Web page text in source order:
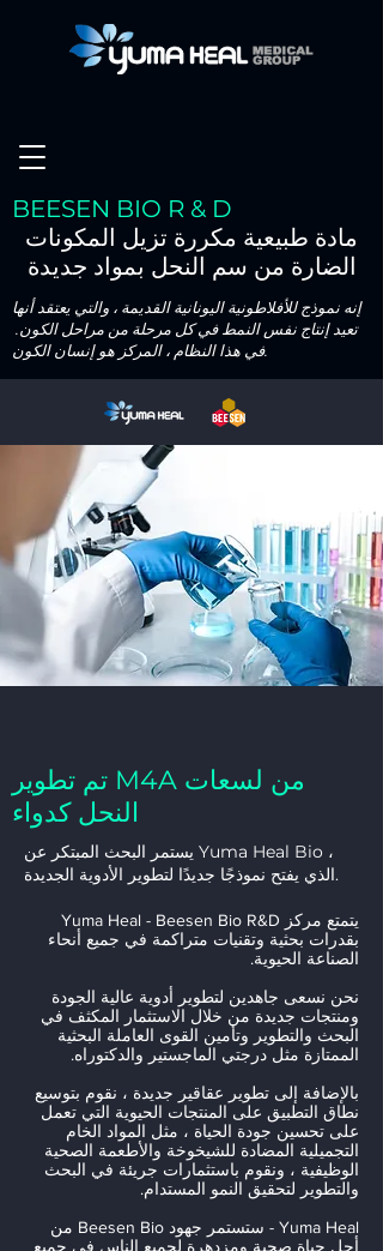
BEESEN BIO R & D
مادة طبيعية مكررة تزيل المكونات
الضارة من سم النحل بمواد جديدة
إنه نموذج للأفلاطونية اليونانية القديمة ، والتي يعتقد أنها
تعيد إنتاج نفس النمط في كل مرحلة من مراحل الكون.
في هذا النظام ، المركز هو إنسان الكون.
تم تطوير M4A من لسعات
النحل كدواء
يستمر البحث المبتكر عن Yuma Heal Bio ،
الذي يفتح نموذجًا جديدًا لتطوير الأدوية الجديدة.
يتمتع مركز Yuma Heal - Beesen Bio R&D
بقدرات بحثية وتقنيات متراكمة في جميع أنحاء
الصناعة الحيوية.
نحن نسعى جاهدين لتطوير أدوية عالية الجودة
ومنتجات جديدة من خلال الاستثمار المكثف في
البحث والتطوير وتأمين القوى العاملة البحثية
الممتازة مثل درجتي الماجستير والدكتوراه.
بالإضافة إلى تطوير عقاقير جديدة ، نقوم بتوسيع
نطاق التطبيق على المنتجات الحيوية التي تعمل
على تحسين جودة الحياة ، مثل المواد الخام
التجميلية المضادة للشيخوخة والأطعمة الصحية
الوظيفية ، ونقوم باستثمارات جريئة في البحث
والتطوير لتحقيق النمو المستدام.
Yuma Heal - ستستمر جهود Beesen Bio من
أجل حياة صحية ومزدهرة لجميع الناس في جميع